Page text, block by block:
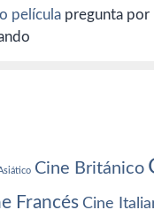
película pregunta por
Cine Británico
Francés Cine